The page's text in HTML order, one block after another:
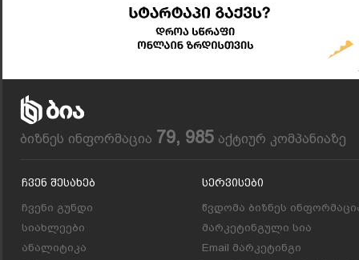
ბიზნეს ინფორმაცია 79, 985 აქტიურ კომპანიაზე
Ჩვენ Შესახებ
ჩვენი გუნდი
სიახლეები
ანალიტიკა
Სერვისები
წვდომა ბიზნეს
მარკეტინგული სია
Email მარკეტინგი